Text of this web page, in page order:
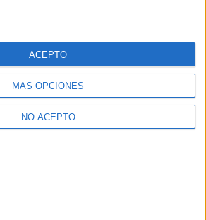
MÁS OPCIONES
NO ACEPTO
ACEPTO